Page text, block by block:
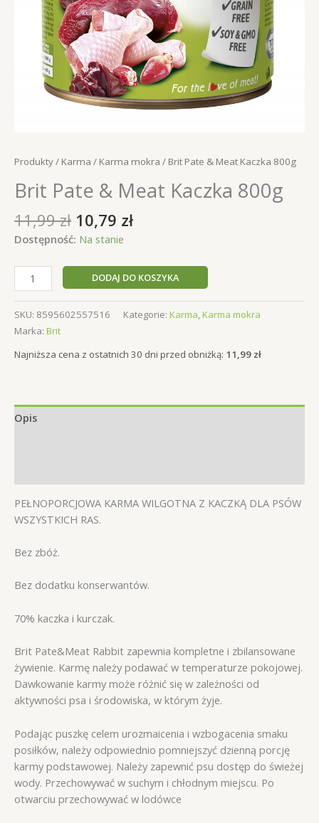
Produkty/ Karma / Karma mokra / Brit Pate & Meat Kaczka 800g
Brit Pate & Meat Kaczka 800g
11,99zł Pierwotna
cena
11,99 zł.
10,79 złAktualna
10,79 zł.
Dostępność: Na stanie
ilość
Brit
Pate
&
Meat
Kaczka
DODAJ DO KOSZYKA
SKU: 8595602557516 Kategorie: Karma,Karma mokra
Marka: Brit
Najniższa cena z ostatnich 30 dni przed obniżką: 11,99 zł
Opis
PEŁNOPORCJOWA KARMA WILGOTNA Z KACZKĄ DLA PSÓW
WSZYSTKICH RAS.
Bez zbóż.
Bez dodatku konserwantów.
70% kaczka i kurczak.
Brit Pate&Meat Rabbit zapewnia kompletne i zbilansowane
żywienie. Karmę należy podawać w temperaturze pokojowej.
Dawkowanie karmy może różnić się w zależności od
aktywności psa i środowiska, w którym żyje.
Podając puszkę celem urozmaicenia i wzbogacenia smaku
posiłków, należy odpowiednio pomniejszyć dzienną porcję
karmy podstawowej. Należy zapewnić psu dostęp do świeżej
wody. Przechowywać w suchym i chłodnym miejscu. Po
otwarciu przechowywać w lodówce